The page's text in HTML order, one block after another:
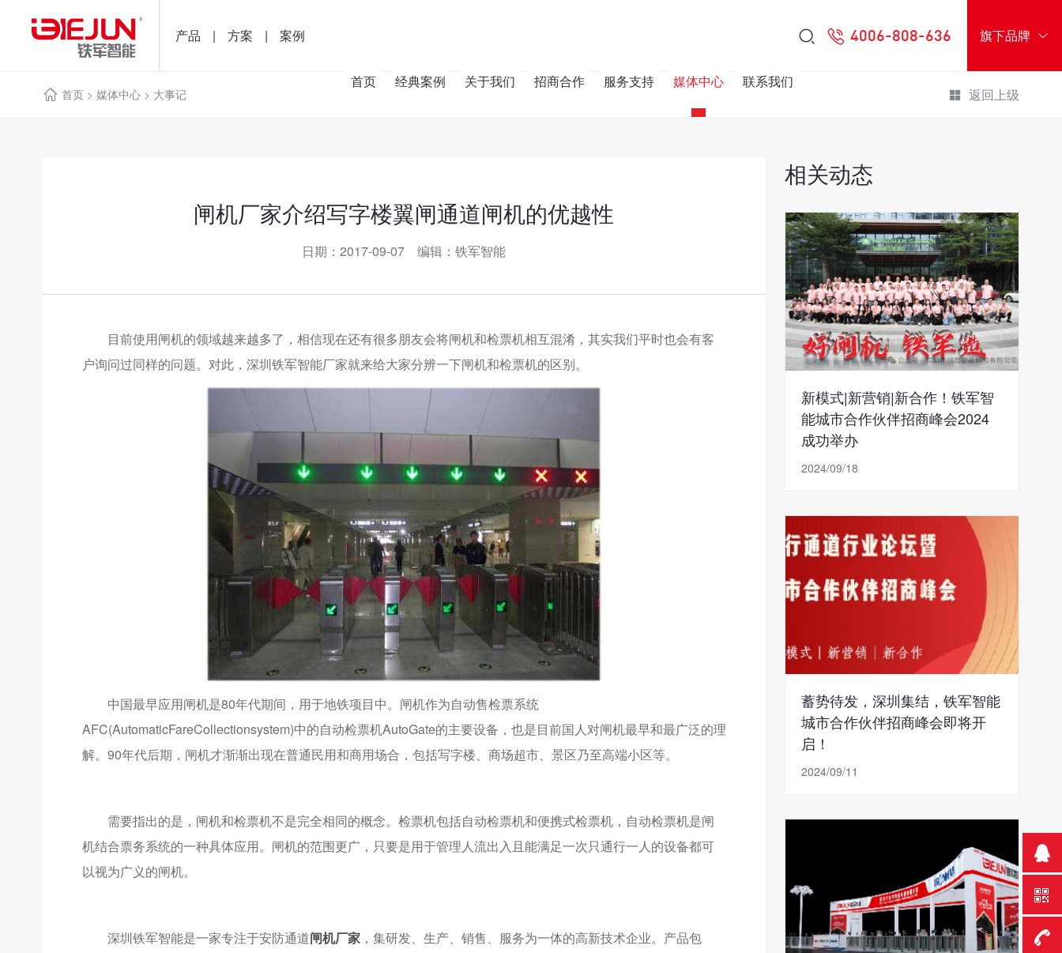
产品 | 方案 | 案例 旗下品牌
4006-808-636
首页 经典案例 关于我们 招商合作 服务支持 媒体中心 联系我们
首页> 媒体中心> 大事记 返回上级
闸机厂家介绍写字楼翼闸通道闸机的优越性
日期：2017-09-07 编辑：铁军智能
目前使用闸机的领域越来越多了，相信现在还有很多朋友会将闸机和检票机相互混淆，其实我们平时也会有客
户询问过同样的问题。对此，深圳铁军智能厂家就来给大家分辨一下闸机和检票机的区别。
中国最早应用闸机是80年代期间，用于地铁项目中。闸机作为自动售检票系统
AFC(AutomaticFareCollectionsystem)中的自动检票机AutoGate的主要设备，也是目前国人对闸机最早和最广泛的理
解。90年代后期，闸机才渐渐出现在普通民用和商用场合，包括写字楼、商场超市、景区乃至高端小区等。
需要指出的是，闸机和检票机不是完全相同的概念。检票机包括自动检票机和便携式检票机，自动检票机是闸
机结合票务系统的一种具体应用。闸机的范围更广，只要是用于管理人流出入且能满足一次只通行一人的设备都可
以视为广义的闸机。
深圳铁军智能是一家专注于安防通道闸机厂家，集研发、生产、销售、服务为一体的高新技术企业。产品包
相关动态
新模式|新营销|新合作！铁军智
能城市合作伙伴招商峰会2024
成功举办
2024/09/18
蓄势待发，深圳集结，铁军智能
城市合作伙伴招商峰会即将开
启！
2024/09/11